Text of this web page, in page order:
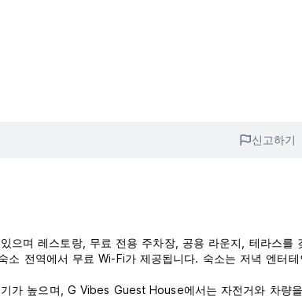
신고하기
며 레스토랑, 무료 전용 주차장, 공용 라운지, 테라스를
전역에서 무료 Wi-Fi가 제공됩니다. 숙소는 저녁 엔터테
가 높으며, G Vibes Guest House에서는 자전거와 차량